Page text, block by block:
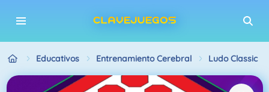
Educativos Entrenamiento Cerebral Ludo Classic